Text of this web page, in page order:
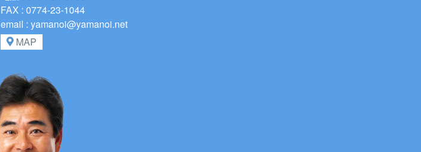
FAX : 0774-23-1044
email : yamanoi@yamanoi.net
MAP